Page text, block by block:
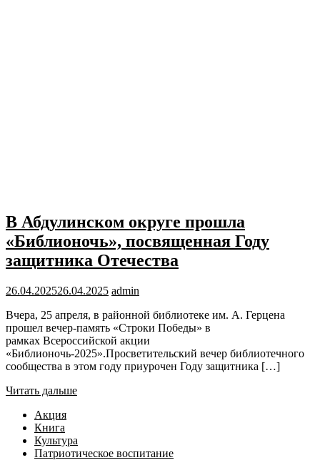
В Абдулинском округе прошла
«Библионочь», посвященная Году
защитника Отечества
26.04.202526.04.2025 admin
Вчера, 25 апреля, в районной библиотеке им. А. Герцена
прошел вечер-память «Строки Победы» в
рамках Всероссийской акции
«Библионочь-2025».Просветительский вечер библиотечного
сообщества в этом году приурочен Году защитника […]
Читать дальше
Акция
Книга
Культура
Патриотическое воспитание